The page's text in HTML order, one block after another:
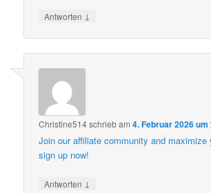
Antworten ↓
Christine514schriebam4. Februar 2026
Join our affiliate community and
sign up now!
Antworten ↓